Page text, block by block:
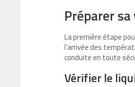
Préparer
La première étape
l’arrivée des
conduite en toute
Vérifier le